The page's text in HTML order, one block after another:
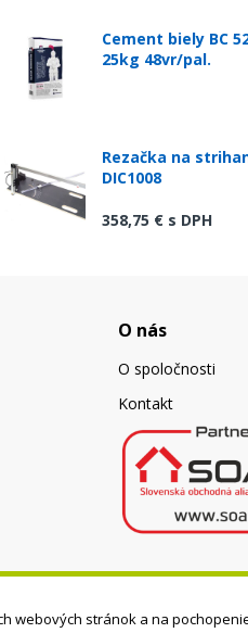
Cement biely BC
25kg 48vr/pal.
Rezačka na
DIC1008
358,75 € s DPH
O nás
O spoločnosti
Kontakt
webových stránok a na